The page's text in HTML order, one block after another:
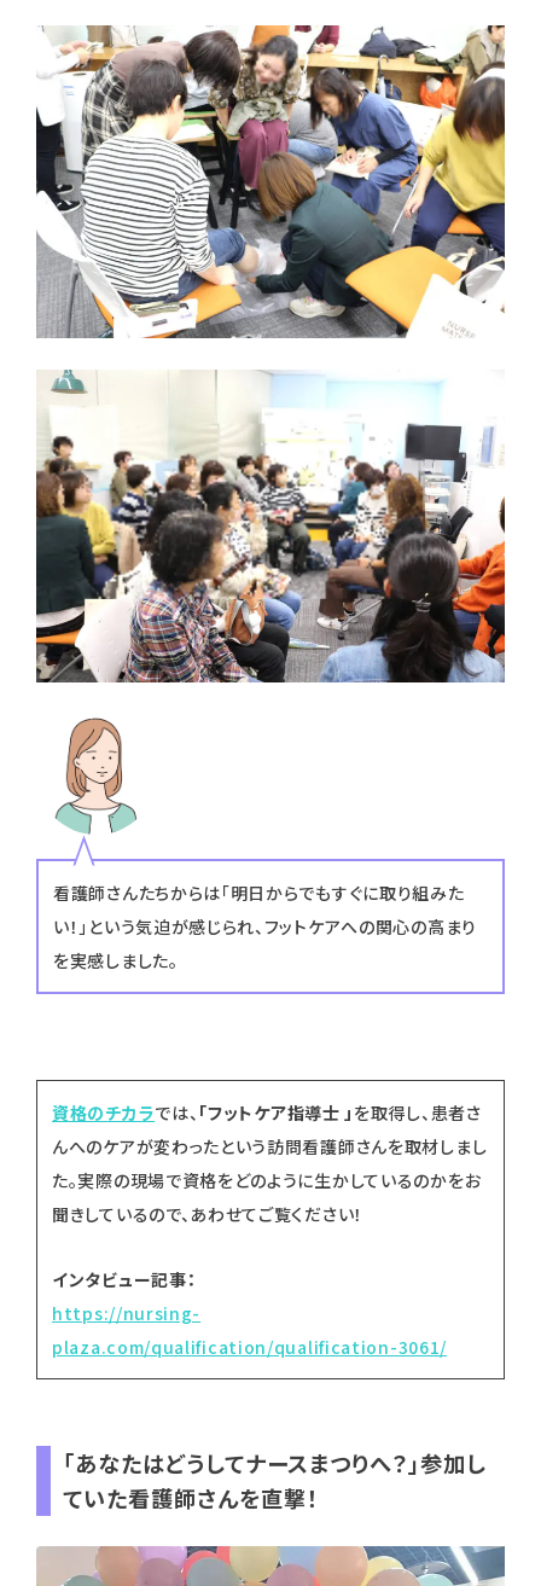
看護師さんたちからは「明日からでもすぐに取り組みた
い！」という気迫が感じられ、フットケアへの関心の高まり
を実感しました。
資格のチカラでは、 「フットケア指導士 」 を取得し、患者さ
んへのケアが変わったという訪問看護師さんを取材しまし
た。実際の現場で資格をどのように生かしているのかをお
聞きしているので、あわせてご覧ください！
インタビュー記事：
https://nursing-
plaza.com/qualification/qualification-3061/
「あなたはどうしてナースまつりへ？」参加し
ていた看護師さんを直撃！